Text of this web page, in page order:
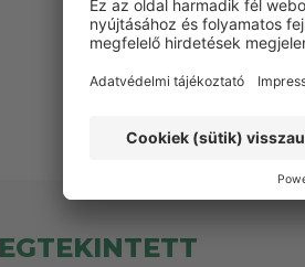
Ezt a terméket